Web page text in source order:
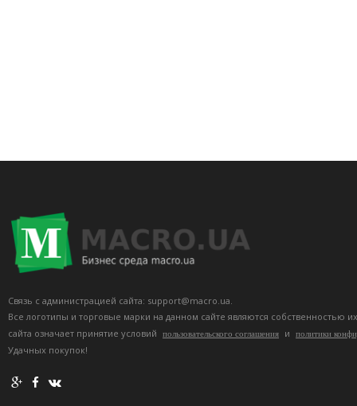
Связь с администрацией сайта: support@macro.ua.
Все логотипы и торговые марки на данном сайте являются собственностью
сайта означает принятие условий
пользовательского соглашения и политики
Удачных покупок!